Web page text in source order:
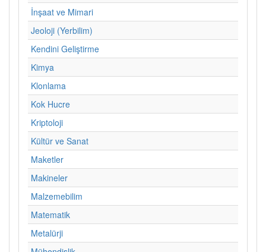
İnşaat ve Mimari
Jeoloji (Yerbilim)
Kendini Geliştirme
Kimya
Klonlama
Kok Hucre
Kriptoloji
Kültür ve Sanat
Maketler
Makineler
Malzemebilim
Matematik
Metalürji